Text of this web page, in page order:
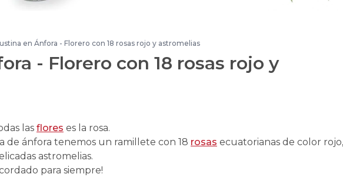
en Ánfora - Florero con 18 rosas rojo y astromelias
- Florero con 18 rosas rojo y
las flores es la rosa.
de ánfora tenemos un ramillete con 18 rosas ecuatorianas de color
astromelias.
para siempre!